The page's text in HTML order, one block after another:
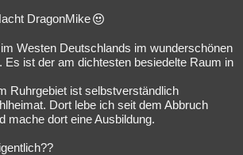
DragonMike
Westen Deutschlands im wunderschönen
Es ist der am dichtesten besiedelte Raum in
Ruhrgebiet ist selbstverständlich
Dort lebe ich seit dem Abbruch
mache dort eine Ausbildung.